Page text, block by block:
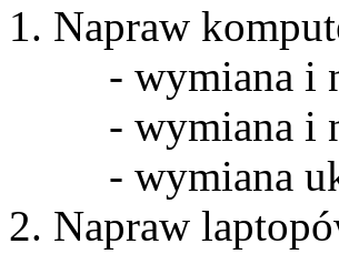
Napraw
- wymiana i
- wymiana i
- wymiana
Napraw